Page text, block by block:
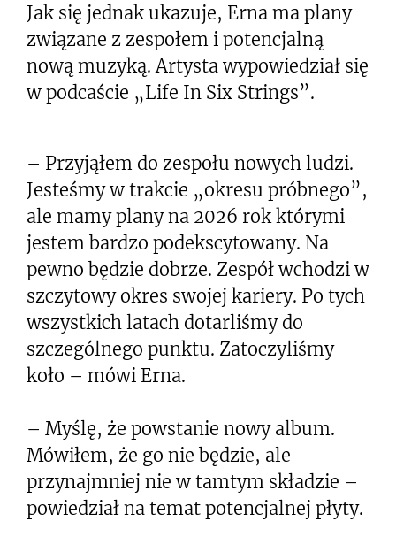
Jak się jednak ukazuje, Erna ma plany
związane z zespołem i potencjalną
nową muzyką. Artysta wypowiedział się
w podcaście „Life In Six Strings”.
– Przyjąłem do zespołu nowych ludzi.
Jesteśmy w trakcie „okresu próbnego”,
ale mamy plany na 2026 rok którymi
jestem bardzo podekscytowany. Na
pewno będzie dobrze. Zespół wchodzi w
szczytowy okres swojej kariery. Po tych
wszystkich latach dotarliśmy do
szczególnego punktu. Zatoczyliśmy
koło – mówi Erna.
– Myślę, że powstanie nowy album.
Mówiłem, że go nie będzie, ale
przynajmniej nie w tamtym składzie –
powiedział na temat potencjalnej płyty.